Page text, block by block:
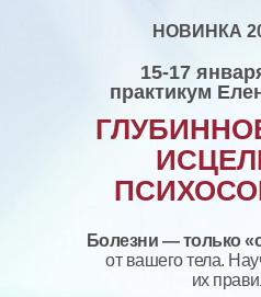
НОВИНКА
15-17
практикум
Болезни — только
от вашего тела.
их